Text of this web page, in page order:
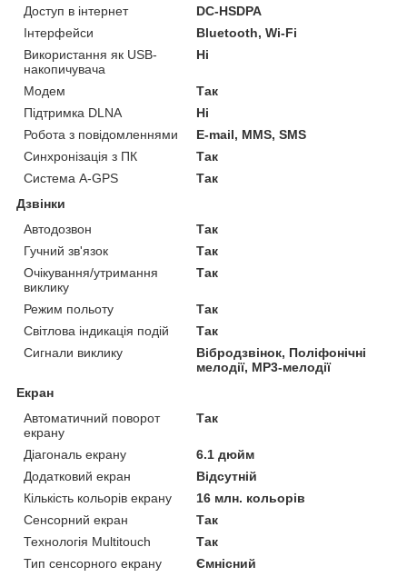
Доступ в інтернет
DC-HSDPA
Інтерфейси
Bluetooth, Wi-Fi
Використання як USB-
накопичувача
Ні
Модем
Так
Підтримка DLNA
Ні
Робота з повідомленнями
E-mail, MMS, SMS
Синхронізація з ПК
Так
Система A-GPS
Так
Дзвінки
Автодозвон
Так
Гучний зв'язок
Так
Очікування/утримання
виклику
Так
Режим польоту
Так
Світлова індикація подій
Так
Сигнали виклику
Вібродзвінок, Поліфонічні
мелодії, MP3-мелодії
Екран
Автоматичний поворот
екрану
Так
Діагональ екрану
6.1 дюйм
Додатковий екран
Відсутній
Кількість кольорів екрану
16 млн. кольорів
Сенсорний екран
Так
Технологія Multitouch
Так
Тип сенсорного екрану
Ємнісний